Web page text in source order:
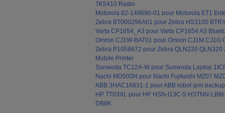
TK5410 Radio
Motorola 82-149690-01 pour Motorola ET1
Zebra BT000296A01 pour Zebra HS3100
Varta CP1654_A3 pour Varta CP1654 A3
Omron CJ1W-BAT01 pour Omron CJ1M CJ1G
Zebra P1058672 pour Zebra QLN220 QLN320
Mobile Printer
Sunwoda TC12A-W pour Sunwoda Laptop
Nachi MD500N pour Nachi Fujikoshi MZ07
ABB 3HAC16831-1 pour ABB robot arm
HP TT03XL pour HP HSN-I13C-5 HSTNN-
DB8K